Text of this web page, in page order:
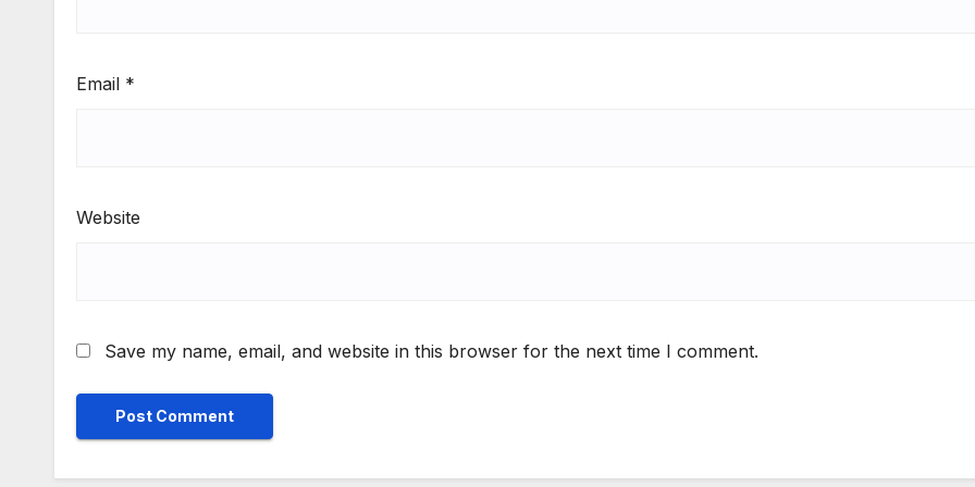
Email *
Website
Save my name, email, and website in this browser for the next time I comment.